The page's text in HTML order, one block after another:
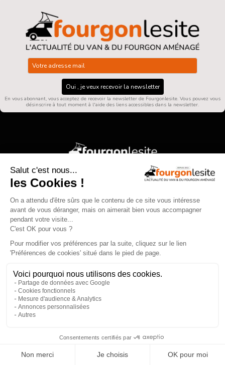
Oui , je veux recevoir la newsletter
En vous abonnant, vous acceptez de recevoir la newsletter de Fourgonlesite. Vous pouvez vous
désinscrire à tout moment à l'aide des liens accessibles dans la newsletter.
La référence de l’information sur le van et le fourgon
chaque jour des contenus exclusifs rédigés par une
rédaction indépendante composée de journalistes issus de
la presse spécialisée.
Actualités, essais, comparatifs, conseils, réglementation,
accessoires, vanlife… tout l’univers du van et du fourgon
Au programme :
Nouveaux modèles et essais exclusifs,
Comparatifs et conseils pratiques pour bien choisir,
Actualité des constructeurs, réglementation, accessoires